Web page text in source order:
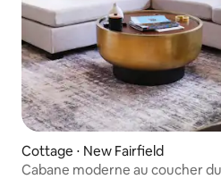
Cottage ⋅ New Fairfield
Cabane moderne au coucher